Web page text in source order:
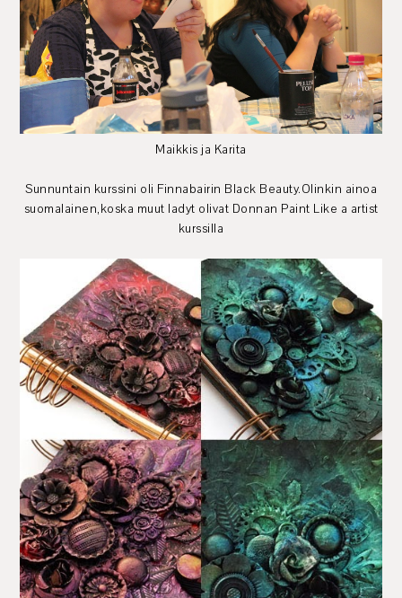
Maikkis ja Karita
Sunnuntain kurssini oli Finnabairin Black Beauty.Olinkin ainoa
suomalainen,koska muut ladyt olivat Donnan Paint Like a artist
kurssilla